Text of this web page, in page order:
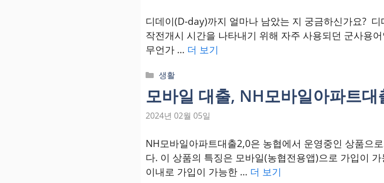
디데이(D-day)까지 얼마나 남았는 지 궁금하신가요?
작전개시 시간을 나타내기 위해 자주 사용되던 군사용
무언가 … 더 보기
카
고
리
생활
모바일 대출, NH모바일아파트대
2024년 02월 05일
NH모바일아파트대출2,0은 농협에서 운영중인 상품으
다. 이 상품의 특징은 모바일(농협전용앱)으로 가입이
이내로 가입이 가능한 … 더 보기